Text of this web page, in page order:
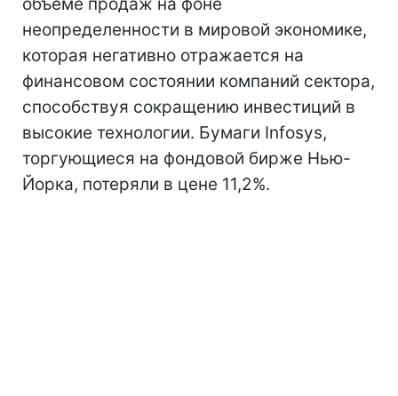
неопределенности в мировой экономике,
которая негативно отражается на
финансовом состоянии компаний сектора,
способствуя сокращению инвестиций в
высокие технологии. Бумаги Infosys,
торгующиеся на фондовой бирже Нью-
Йорка, потеряли в цене 11,2%.